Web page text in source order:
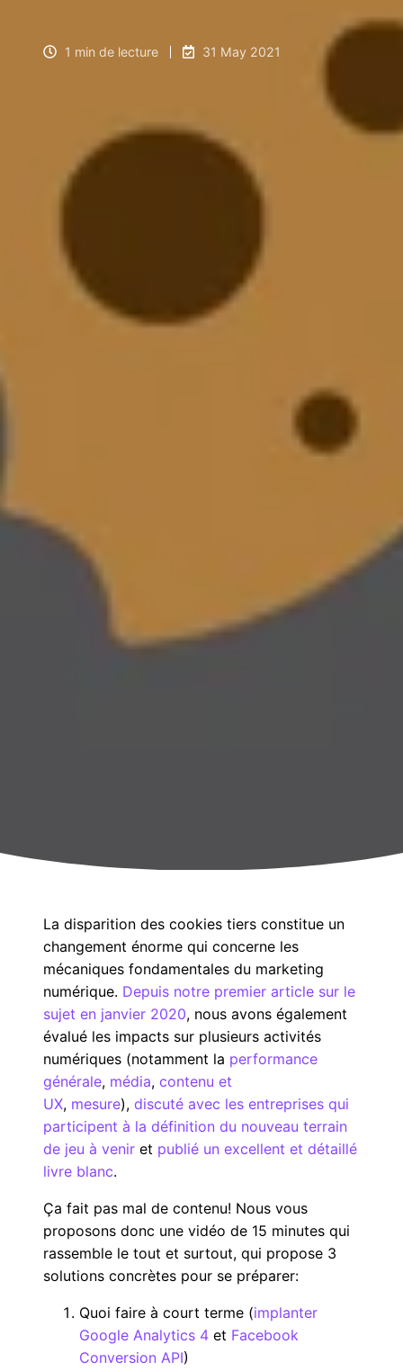
1 min de lecture 31 May 2021
La disparition des cookies tiers constitue un
changement énorme qui concerne les
mécaniques fondamentales du marketing
numérique. Depuis notre premier article sur le
sujet en janvier 2020, nous avons également
évalué les impacts sur plusieurs activités
numériques (notamment la performance
générale, média, contenu et
UX, mesure), discuté avec les entreprises qui
participent à la définition du nouveau terrain
de jeu à venir et publié un excellent et détaillé
livre blanc.
Ça fait pas mal de contenu! Nous vous
proposons donc une vidéo de 15 minutes qui
rassemble le tout et surtout, qui propose 3
solutions concrètes pour se préparer:
Quoi faire à court terme (implanter
Google Analytics 4 et Facebook
Conversion API)